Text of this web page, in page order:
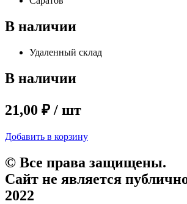
В наличии
Удаленный склад
В наличии
21,00 ₽ / шт
Добавить в корзину
© Все права защищены.
Сайт не является
2022